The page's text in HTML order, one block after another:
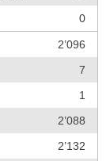
0
2’096
7
1
2’088
2’132